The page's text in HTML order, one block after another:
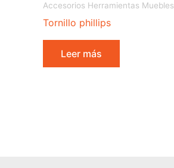
Accesorios Herramientas Muebles
Tornillo phillips
Leer más